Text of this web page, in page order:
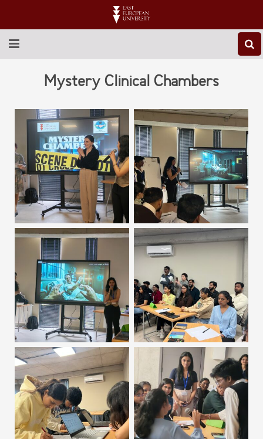
ABOUT EEU
EDUCATION
RESEARCH
INTERNATIONAL
LIBRARY
STUDENT LIFE
CONTACT US
Mystery Clinical Chambers